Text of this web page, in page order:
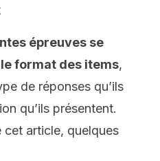
épreuves se
format des items,
de réponses qu’ils
qu’ils présentent.
cet article, quelques